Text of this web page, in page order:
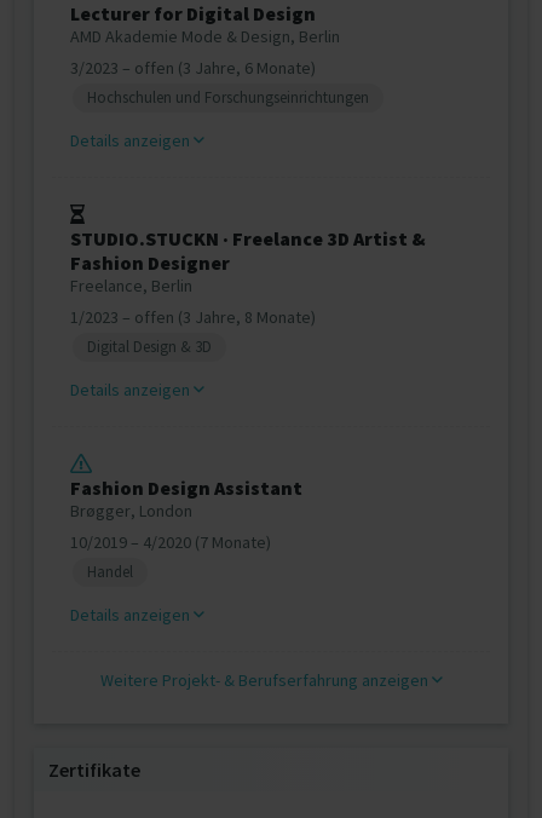
Lecturer for Digital Design
AMD Akademie Mode & Design, Berlin
3/2023 – offen (3 Jahre, 6 Monate)
Hochschulen und Forschungseinrichtungen
Details anzeigen
STUDIO.STUCKN · Freelance 3D Artist &
Fashion Designer
Freelance, Berlin
1/2023 – offen (3 Jahre, 8 Monate)
Digital Design & 3D
Details anzeigen
Fashion Design Assistant
Brøgger, London
10/2019 – 4/2020 (7 Monate)
Handel
Details anzeigen
Weitere Projekt‐ & Berufserfahrung anzeigen
Zertifikate